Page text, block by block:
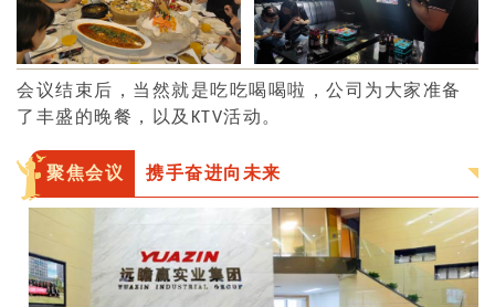
会议结束后，当然就是吃吃喝喝啦，公司为大家准备
了丰盛的晚餐，以及 KTV活动。
聚焦会议 携手奋进向未来